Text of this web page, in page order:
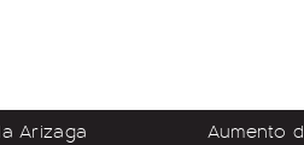
Arizaga Aumento